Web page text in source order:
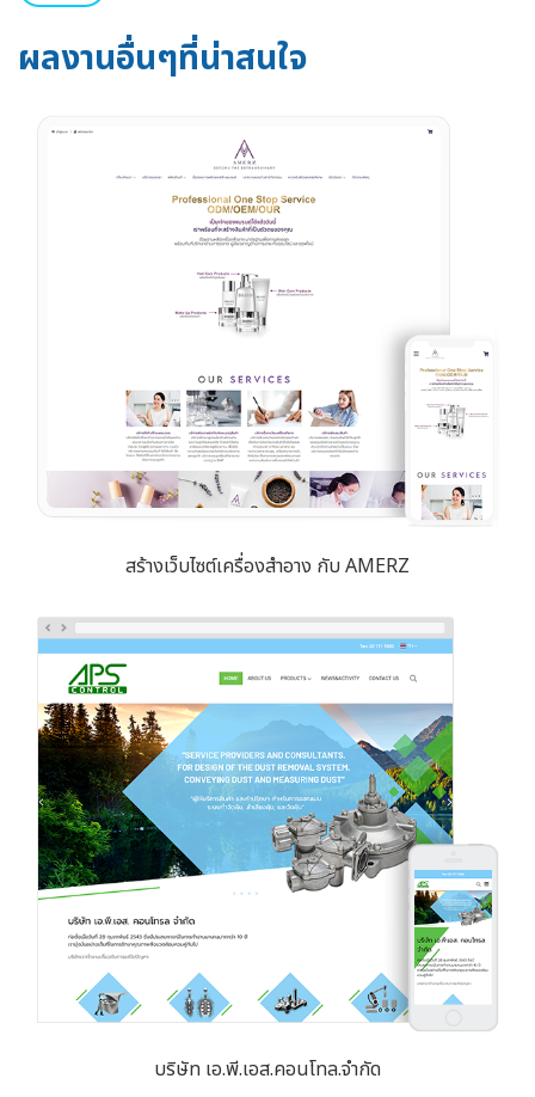
ผลงานอื่นๆที่น่าสนใจ
สร้างเว็บไซต์เครื่องสำอาง กับ AMERZ
บริษัท เอ.พี.เอส.คอนโทล.จำกัด